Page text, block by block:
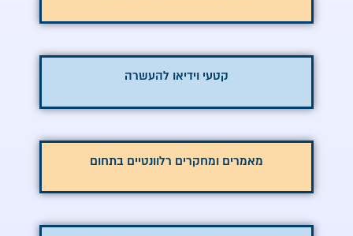
קטעי וידיאו להעשרה
מאמרים ומחקרים רלוונטיים בתחום